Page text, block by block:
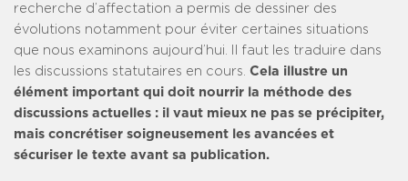
recherche d’affectation a permis de dessiner des
évolutions notamment pour éviter certaines situations
que nous examinons aujourd’hui. Il faut les traduire dans
les discussions statutaires en cours. Cela illustre un
élément important qui doit nourrir la méthode des
discussions actuelles : il vaut mieux ne pas se précipiter,
mais concrétiser soigneusement les avancées et
sécuriser le texte avant sa publication.